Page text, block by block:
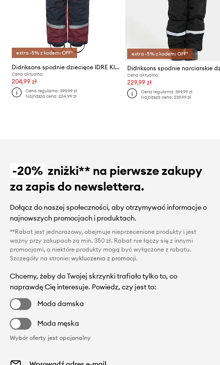
extra -5% z kodem: OFF*
Didriksons spodnie dziecięce IDRE KIDS PANTS 6
Cena aktualna:
204,99 zł
Cena regularna:399,99 zł
Najniższa cena:224,99 zł
extra -5% z kodem: OFF*
Cena aktualna:
229,99 zł
Cena regularna: 399,99 zł
Najniższa cena: 239,99 zł
-20% zniżki** na pierwsze zakupy
za zapis do newslettera.
Dołącz do naszej społeczności, aby otrzymywać informacje o
najnowszych promocjach i produktach.
**Rabat jest jednorazowy, obejmuje nieprzecenione produkty i jest
ważny przy zakupach za min. 350 zł. Rabat nie łączy się z innymi
promocjami, a niektóre produkty mogą być wyłączone z rabatu.
Szczegóły na stronie: wykluczenia z promocji.
Chcemy, żeby do Twojej skrzynki trafiało tylko to, co
naprawdę Cię interesuje. Powiedz, czy jest to:
Moda damska
Moda męska
Wybór oferty jest opcjonalny